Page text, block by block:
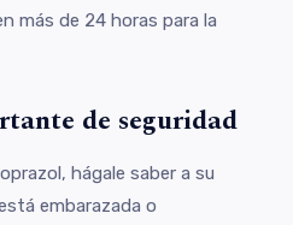
más de 24 horas para la
de seguridad
hágale saber a su
embarazada o